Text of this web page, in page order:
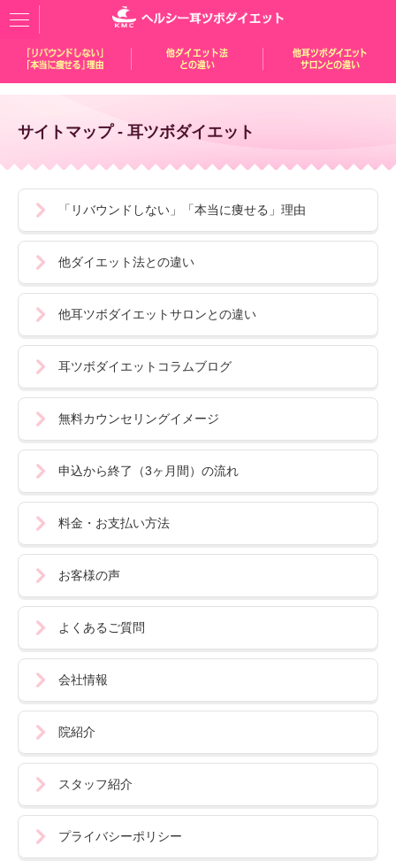
サイトマップ - 耳ツボダイエット
「リバウンドしない」「本当に痩せる」理由
他ダイエット法との違い
他耳ツボダイエットサロンとの違い
耳ツボダイエットコラムブログ
無料カウンセリングイメージ
申込から終了（3ヶ月間）の流れ
料金・お支払い方法
お客様の声
よくあるご質問
会社情報
院紹介
スタッフ紹介
プライバシーポリシー